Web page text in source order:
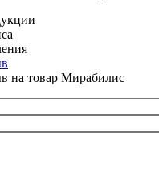
на товар Мирабилис